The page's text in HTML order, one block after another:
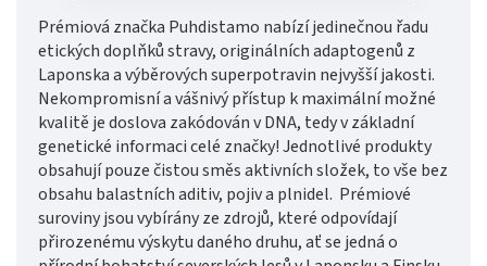
Prémiová značka Puhdistamo nabízí jedinečnou řadu
etických doplňků stravy, originálních adaptogenů z
Laponska a výběrových superpotravin nejvyšší jakosti.
Nekompromisní a vášnivý přístup k maximální možné
kvalitě je doslova zakódován v DNA, tedy v základní
genetické informaci celé značky! Jednotlivé produkty
obsahují pouze čistou směs aktivních složek, to vše bez
obsahu balastních aditiv, pojiv a plnidel. Prémiové
suroviny jsou vybírány ze zdrojů, které odpovídají
přirozenému výskytu daného druhu, ať se jedná o